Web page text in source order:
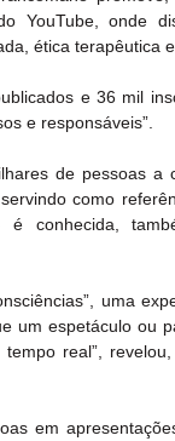
YouTube, onde
ética terapêutica
e 36 mil
e responsáveis”.
de pessoas a
como
é conhecida,
uma
um espetáculo ou
real”,
em